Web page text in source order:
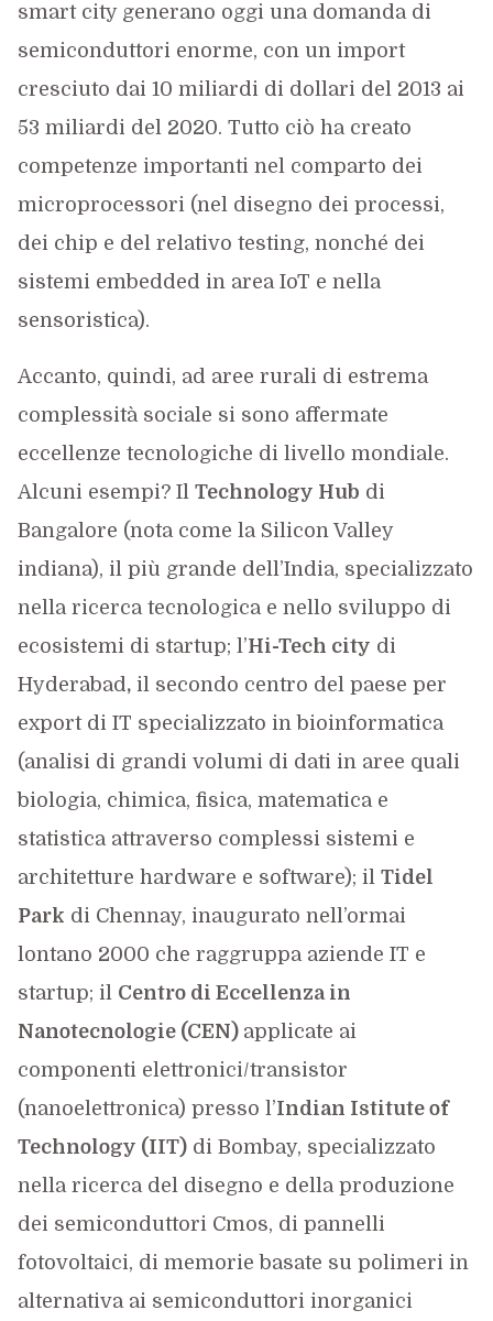
smart city generano oggi una domanda di
semiconduttori enorme, con un import
cresciuto dai 10 miliardi di dollari del 2013 ai
53 miliardi del 2020. Tutto ciò ha creato
competenze importanti nel comparto dei
microprocessori (nel disegno dei processi,
dei chip e del relativo testing, nonché dei
sistemi embedded in area IoT e nella
sensoristica).
Accanto, quindi, ad aree rurali di estrema
complessità sociale si sono affermate
eccellenze tecnologiche di livello mondiale.
Alcuni esempi? Il Technology Hub di
Bangalore (nota come la Silicon Valley
indiana), il più grande dell’India, specializzato
nella ricerca tecnologica e nello sviluppo di
ecosistemi di startup; l’Hi-Tech city di
Hyderabad,il secondo centro del paese per
export di IT specializzato in bioinformatica
(analisi di grandi volumi di dati in aree quali
biologia, chimica, fisica, matematica e
statistica attraverso complessi sistemi e
architetture hardware e software); il Tidel
Park di Chennay, inaugurato nell’ormai
lontano 2000 che raggruppa aziende IT e
startup; il Centro di Eccellenza in
Nanotecnologie (CEN) applicate ai
componenti elettronici/transistor
(nanoelettronica) presso l’Indian Istitute of
Technology (IIT)di Bombay, specializzato
nella ricerca del disegno e della produzione
dei semiconduttori Cmos, di pannelli
fotovoltaici, di memorie basate su polimeri in
alternativa ai semiconduttori inorganici